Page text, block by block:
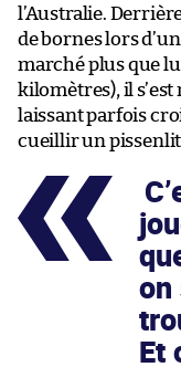
l’Australie.
de bornes lors
marché plus que
kilomètres), il
laissant parfois
cueillir un
on
Et